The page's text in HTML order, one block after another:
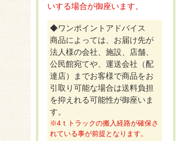
いする場合が御座います。
◆ワンポイントアドバイス
商品によっては、お届け先が
法人様の会社、施設、店舗、
公民館宛てや、運送会社（配
達店）までお客様で商品をお
引取り可能な場合は送料負担
を抑えれる可能性が御座いま
す。
※4ｔトラックの搬入経路が確保さ
れている事が前提となります。